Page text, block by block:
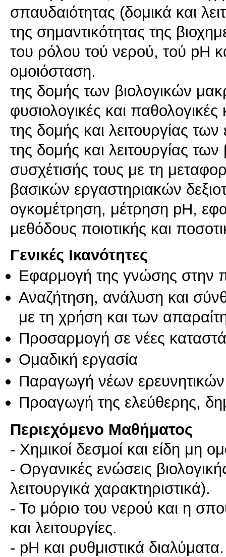
σπαυδαιότητας (δομικά και
της σημαντικότητας της
του ρόλου τού νερού, τού pH
ομοιόσταση.
της δομής των βιολογικών
φυσιολογικές και παθολογικές
της δομής και λειτουργίας
της δομής και λειτουργίας
συσχέτισής τους με τη
βασικών εργαστηριακών
ογκομέτρηση, μέτρηση pH,
Γενικές Ικανότητες
Εφαρμογή της γνώσης στην
Αναζήτηση, ανάλυση και
με τη χρήση και των
Προσαρμογή σε νέες
Ομαδική εργασία
Παραγωγή νέων
Προαγωγή της ελεύθερης,
Περιεχόμενο Μαθήματος
- Χημικοί δεσμοί και είδη μη
- Οργανικές ενώσεις
λειτουργικά χαρακτηριστικά).
- Το μόριο του νερού και η
και λειτουργίες.
- pH και ρυθμιστικά διαλύματα.